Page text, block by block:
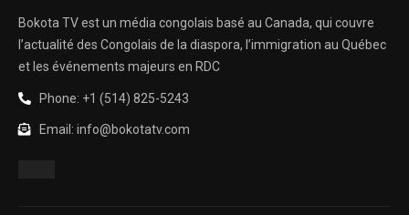
Bokota TV est un média congolais basé au Canada, qui couvre
l’actualité des Congolais de la diaspora, l’immigration au Québec
et les événements majeurs en RDC
Phone: +1 (514) 825-5243
Email: info@bokotatv.com